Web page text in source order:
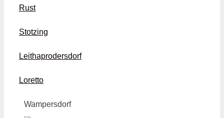
Rust
Stotzing
Leithaprodersdorf
Loretto
Wampersdorf